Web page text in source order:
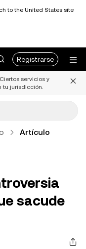
to the United States site
Registrarse
servicios y
tu jurisdicción.
Artículo
sacude